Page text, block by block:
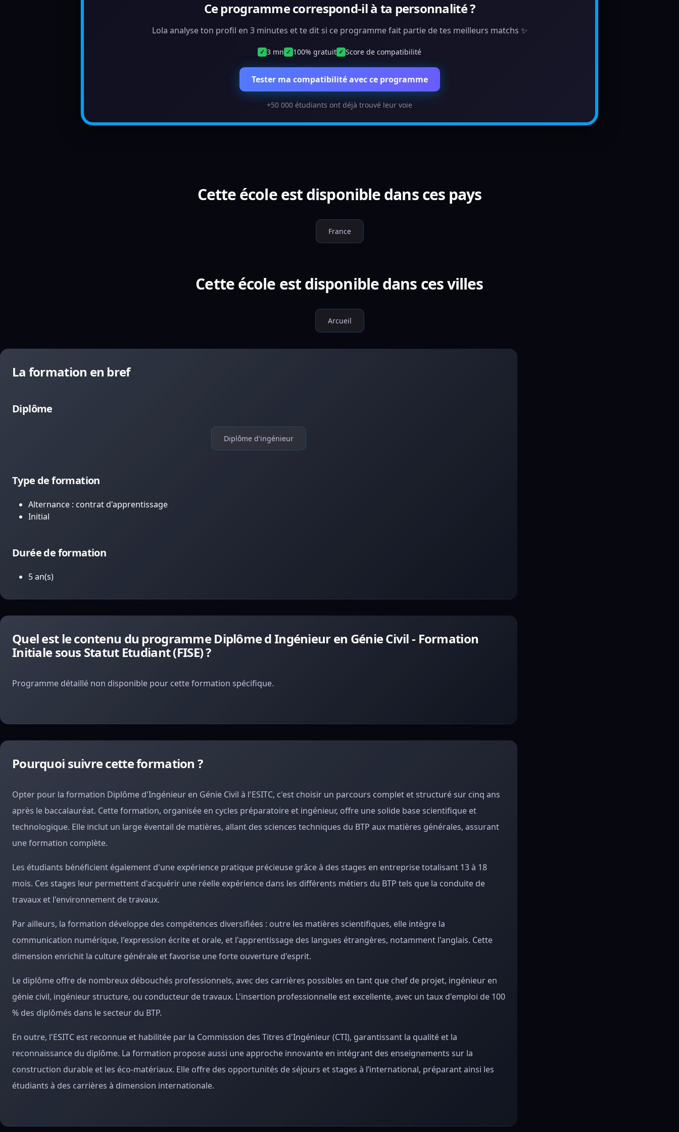
Ce programme correspond-il à ta personnalité ?
Lola analyse ton profil en 3 minutes et te dit si ce programme fait partie de tes meilleurs matchs ✨
✓ 3 mn ✓ 100% gratuit ✓ Score de compatibilité
Tester ma compatibilité avec ce programme
+50 000 étudiants ont déjà trouvé leur voie
Cette école est disponible dans ces pays
France
Cette école est disponible dans ces villes
Arcueil
La formation en bref
Diplôme
Diplôme d'ingénieur
Type de formation
Alternance : contrat d'apprentissage
Initial
Durée de formation
5 an(s)
Quel est le contenu du programme Diplôme d Ingénieur en Génie Civil - Formation
Initiale sous Statut Etudiant (FISE) ?
Programme détaillé non disponible pour cette formation spécifique.
Pourquoi suivre cette formation ?
Opter pour la formation Diplôme d'Ingénieur en Génie Civil à l'ESITC, c'est choisir un parcours complet et structuré sur cinq ans
après le baccalauréat. Cette formation, organisée en cycles préparatoire et ingénieur, offre une solide base scientifique et
technologique. Elle inclut un large éventail de matières, allant des sciences techniques du BTP aux matières générales, assurant
une formation complète.
Les étudiants bénéficient également d'une expérience pratique précieuse grâce à des stages en entreprise totalisant 13 à 18
mois. Ces stages leur permettent d'acquérir une réelle expérience dans les différents métiers du BTP tels que la conduite de
travaux et l'environnement de travaux.
Par ailleurs, la formation développe des compétences diversifiées : outre les matières scientifiques, elle intègre la
communication numérique, l'expression écrite et orale, et l'apprentissage des langues étrangères, notamment l'anglais. Cette
dimension enrichit la culture générale et favorise une forte ouverture d'esprit.
Le diplôme offre de nombreux débouchés professionnels, avec des carrières possibles en tant que chef de projet, ingénieur en
génie civil, ingénieur structure, ou conducteur de travaux. L'insertion professionnelle est excellente, avec un taux d'emploi de 100
% des diplômés dans le secteur du BTP.
En outre, l'ESITC est reconnue et habilitée par la Commission des Titres d'Ingénieur (CTI), garantissant la qualité et la
reconnaissance du diplôme. La formation propose aussi une approche innovante en intégrant des enseignements sur la
construction durable et les éco-matériaux. Elle offre des opportunités de séjours et stages à l’international, préparant ainsi les
étudiants à des carrières à dimension internationale.